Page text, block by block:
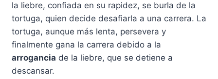
la liebre, confiada en su rapidez, se burla de la
tortuga, quien decide desafiarla a una carrera. La
tortuga, aunque más lenta, persevera y
finalmente gana la carrera debido a la
arrogancia de la liebre, que se detiene a
descansar.